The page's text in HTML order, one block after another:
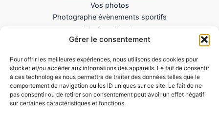
Gérer le consentement
Pour offrir les meilleures expériences, nous utilisons des cookies pour
stocker et/ou accéder aux informations des appareils. Le fait de consentir
à ces technologies nous permettra de traiter des données telles que le
comportement de navigation ou les ID uniques sur ce site. Le fait de ne
pas consentir ou de retirer son consentement peut avoir un effet négatif
sur certaines caractéristiques et fonctions.
Vos photos
Photographe évènements sportifs
Mentions légales
Mes Téléchargements
Politique de cookies (UE)